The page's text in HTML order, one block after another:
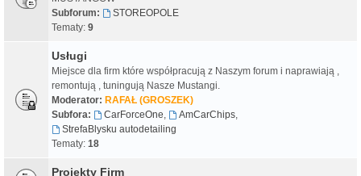
Subforum:
STOREOPOLE
Tematy: 9
Usługi
Miejsce dla firm które współpracują z Naszym forum i naprawiają ,
remontują , tuningują Nasze Mustangi.
Moderator: RAFAŁ (GROSZEK)
Subfora:
CarForceOne, AmCarChips,
StrefaBlysku autodetailing
Tematy: 18
Projekty Firm